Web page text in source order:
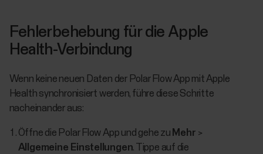
Fehlerbehebung für die Apple
Health-Verbindung
Wenn keine neuen Daten der Polar Flow App mit Apple
Health synchronisiert werden, führe diese Schritte
nacheinander aus:
Öffne die Polar Flow App und gehe zu Mehr >
Allgemeine Einstellungen. Tippe auf die